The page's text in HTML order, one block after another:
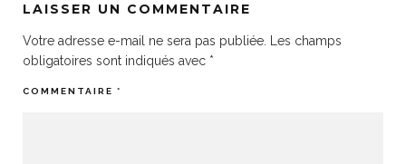
LAISSER UN COMMENTAIRE
Votre adresse e-mail ne sera pas publiée.
Les champs
obligatoires sont indiqués avec *
COMMENTAIRE *